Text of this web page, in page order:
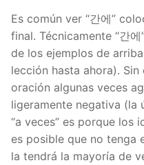
Es común ver “간에”
final. Técnicamente “간
de los ejemplos de
lección hasta ahora).
oración algunas veces
ligeramente negativa (la
“a veces” es porque los
es posible que no tenga
la tendrá la mayoría de